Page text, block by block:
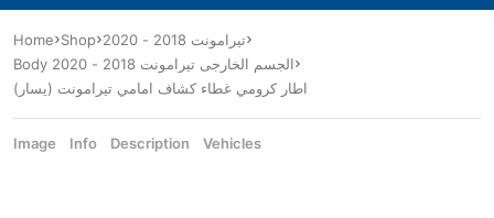
Home Shop
تيرامونت 2018 - 2020
Body الجسم الخارجى تيرامونت 2018 - 2020
اطار كرومي غطاء كشاف امامي تيرامونت (يسار)
Image Info Description Vehicles